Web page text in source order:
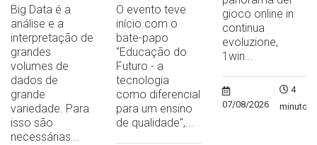
Big Data é a
análise e a
interpretação de
grandes
volumes de
dados de
grande
variedade. Para
isso são
necessárias...
O evento teve
início com o
bate-papo
"Educação do
Futuro - a
tecnologia
como diferencial
para um ensino
de qualidade",...
gioco online in
continua
evoluzione,
1win...
07/08/2026
4
minutos